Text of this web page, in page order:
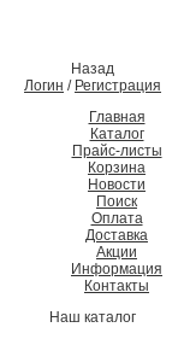
Назад
Логин / Регистрация
Главная
Каталог
Прайс-листы
Корзина
Новости
Поиск
Оплата
Доставка
Акции
Информация
Контакты
Наш каталог